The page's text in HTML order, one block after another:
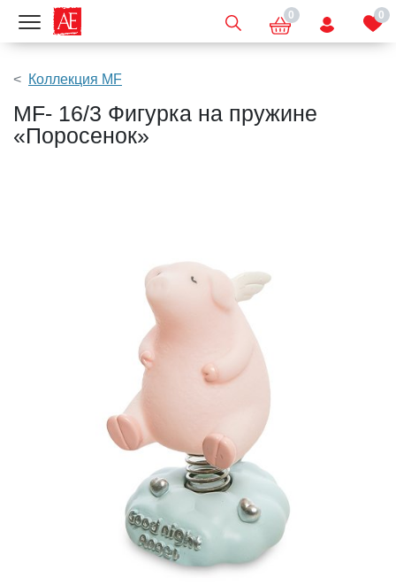
Показать меню 0 0
Коллекция MF
MF- 16/3 Фигурка на пружине
«Поросенок»